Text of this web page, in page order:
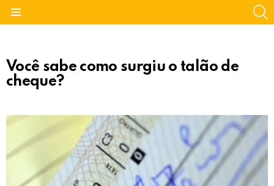
Você sabe como surgiu o talão de
cheque?